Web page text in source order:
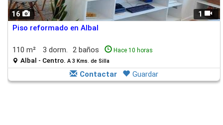
16 1
Piso reformado en Albal
110 m² 3 dorm. 2 baños Hace 10 horas
Albal - Centro. A 3 Kms. de Silla
Contactar Guardar